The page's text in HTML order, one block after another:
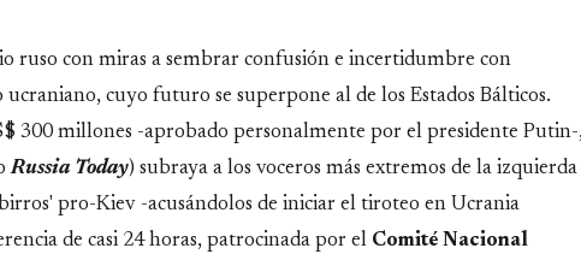
ruso con miras a sembrar confusión e incertidumbre con
cuyo futuro se superpone al de los Estados Bálticos.
300 millones -aprobado personalmente por el presidente Putin-
Russia Today) subraya a los voceros más extremos de la izquierda
pro-Kiev -acusándolos de iniciar el tiroteo en Ucrania
de casi 24 horas, patrocinada por el Comité Nacional